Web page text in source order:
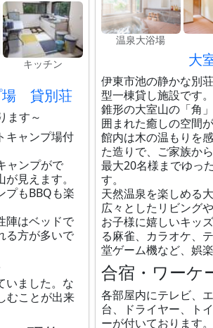
キッチン
場 貸別荘
ます～
キャンプ場付
ャンプがで
見えます。
プもBBQも楽
陣はベッドで
る方が多いで
いました。な
むことが出来
温泉大浴場
大
伊東市池の静かな別
型一棟貸し施設です
錐形の大室山の「角
囲まれた癒しの空間
館内は木の温もりを
た造りで、ご家族か
最大20名様までゆっ
す。
天然温泉を楽しめる
広々としたリビング
お子様に嬉しいキッ
る麻雀、カラオケ、
堂ゲーム機など、娯楽
合宿・ワーケ
各部屋内にテレビ、
台、ドライヤー、ト
ーが付いております。